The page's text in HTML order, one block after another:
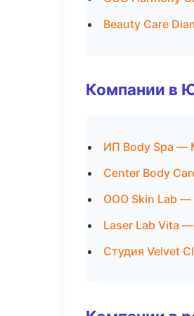
Beauty Care
Компании в
ИП Body Spa —
Center Body
ООО Skin Lab —
Laser Lab Vita
Студия Velvet